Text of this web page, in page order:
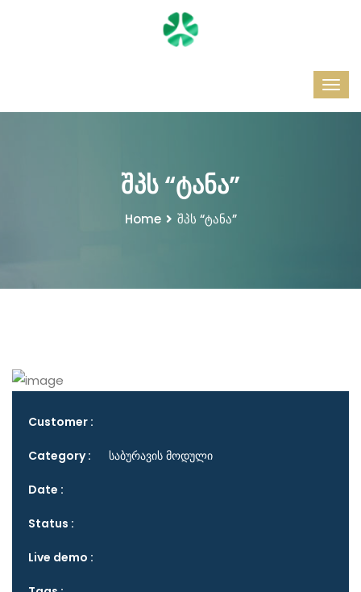
შპს “ტანა”
Home შპს “ტანა”
Customer :
Category : საბურავის მოდული
Date :
Status :
Live demo :